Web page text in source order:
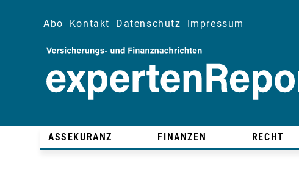
Abo Kontakt Datenschutz Impressum
ASSEKURANZ FINANZEN RECHT